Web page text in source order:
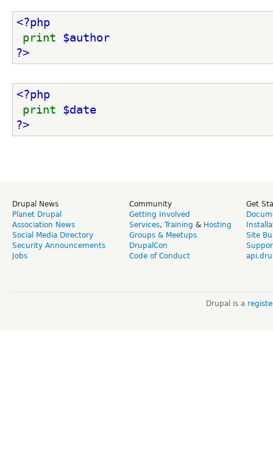
<?php
print $author
?>
<?php
print $date
?>
Drupal News
Planet Drupal
Association News
Social Media Directory
Security Announcements
Jobs
Community
Getting Involved
Services, Training & Hosting
Groups & Meetups
DrupalCon
Code of Conduct
Get
Site
Drupal is a